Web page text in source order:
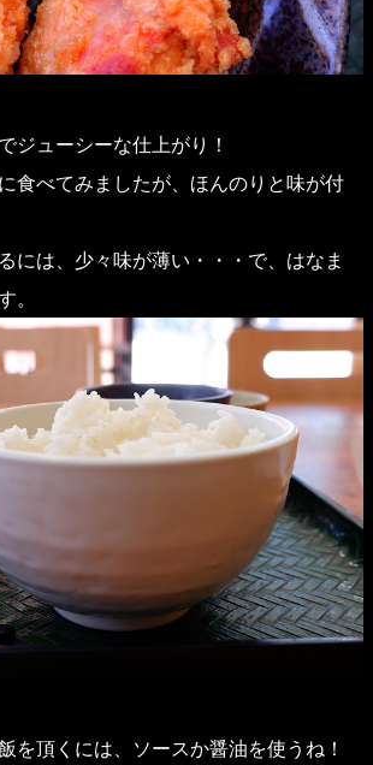
ジューシーな仕上がり！
食べてみましたが、ほんのりと味が付
には、少々味が薄い・・・で、はなま
。
を頂くには、ソースか醤油を使うね！